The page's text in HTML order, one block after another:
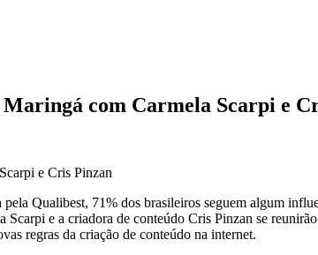
com Carmela Scarpi e
Qualibest, 71% dos brasileiros seguem algum
e a criadora de conteúdo Cris Pinzan se
regras da criação de conteúdo na internet.